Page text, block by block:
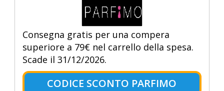
Consegna gratis per una compera
superiore a 79€ nel carrello della spesa.
Scade il 31/12/2026.
CODICE SCONTO PARFIMO